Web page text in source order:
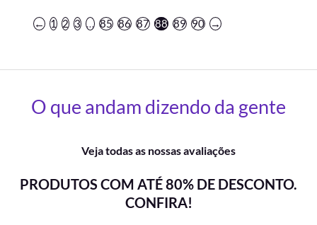
← 1 2 3 … 85 86 87 88 89 90 →
O que andam dizendo da gente
Veja todas as nossas avaliações
PRODUTOS COM ATÉ 80% DE DESCONTO.
CONFIRA!